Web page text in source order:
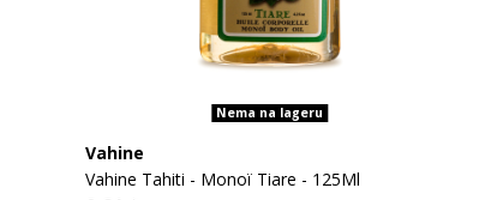
Nema na lageru
Vahine
Vahine Tahiti - Monoï Tiare - 125Ml